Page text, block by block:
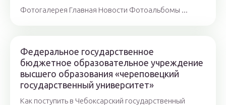
Фотогалерея Главная Новости Фотоальбомы ...
Федеральное государственное
бюджетное образовательное учреждение
высшего образования «череповецкий
государственный университет»
Как поступить в Чебоксарский государственный